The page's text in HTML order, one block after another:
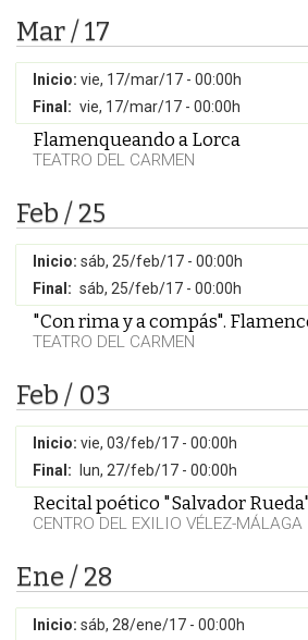
Mar / 17
Inicio: vie, 17/mar/17 - 00:00h
Final: vie, 17/mar/17 - 00:00h
Flamenqueando a Lorca
TEATRO DEL CARMEN
Feb / 25
Inicio: sáb, 25/feb/17 - 00:00h
Final: sáb, 25/feb/17 - 00:00h
"Con rima y a compás".
TEATRO DEL CARMEN
Feb / 03
Inicio: vie, 03/feb/17 - 00:00h
Final:
lun, 27/feb/17 - 00:00h
Recital poético "Salvador
CENTRO DEL EXILIO VÉLEZ-MÁLAGA
Ene / 28
Inicio: sáb, 28/ene/17 - 00:00h